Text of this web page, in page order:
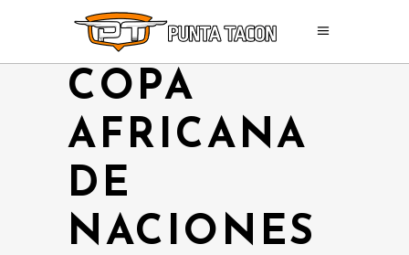
COPA
AFRICANA
DE
NACIONES